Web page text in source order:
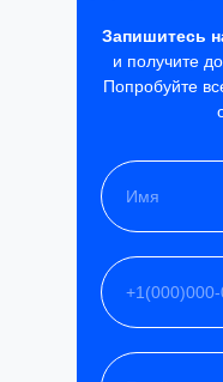
Запишитесь
и получите
Попробуйте